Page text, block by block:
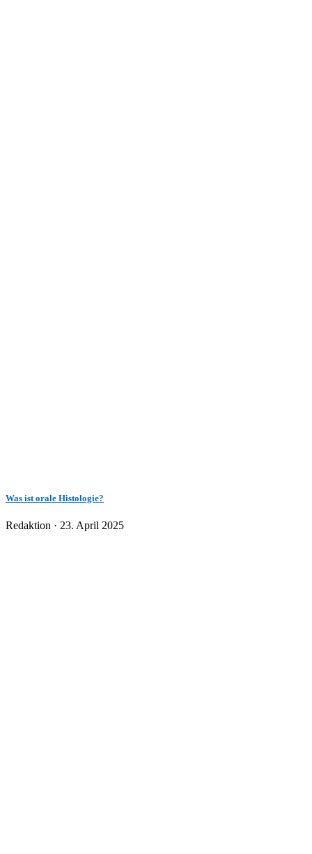
Was ist orale Histologie?
Redaktion · Veröffentlicht
23. April 2025